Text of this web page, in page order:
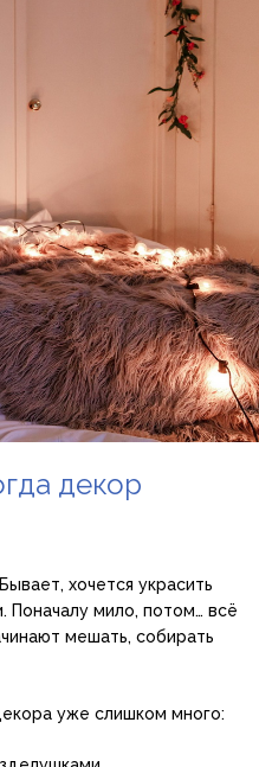
декор
хочется украсить
Поначалу мило, потом… всё
мешать, собирать
уже слишком много: